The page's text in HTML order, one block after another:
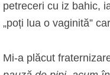
petreceri cu iz bahic,
„poți lua o vaginită”
Mi-a plăcut